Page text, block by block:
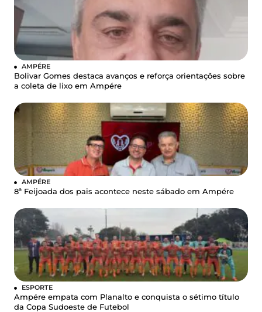
AMPÉRE
Bolivar Gomes destaca avanços e reforça orientações sobre
a coleta de lixo em Ampére
AMPÉRE
8ª Feijoada dos pais acontece neste sábado em Ampére
ESPORTE
Ampére empata com Planalto e conquista o sétimo título
da Copa Sudoeste de Futebol